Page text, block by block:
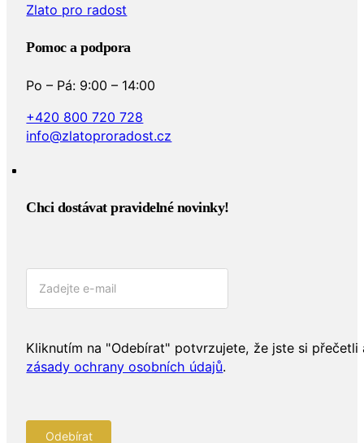
Zlato pro radost
Pomoc a podpora
Po – Pá: 9:00 – 14:00
+420 800 720 728
info@zlatoproradost.cz
Chci dostávat pravidelné novinky!​
Kliknutím na "Odebírat" potvrzujete, že jste si přečetli
zásady ochrany osobních údajů.
Odebírat